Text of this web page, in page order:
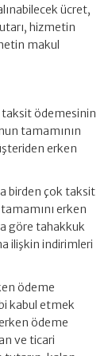
ücret,
hizmetin
makul
taksit ödemesinin
tamamının
erken
birden çok taksit
erken
göre tahakkuk
ilişkin indirimleri
ödeme
kabul etmek
ödeme
ve ticari